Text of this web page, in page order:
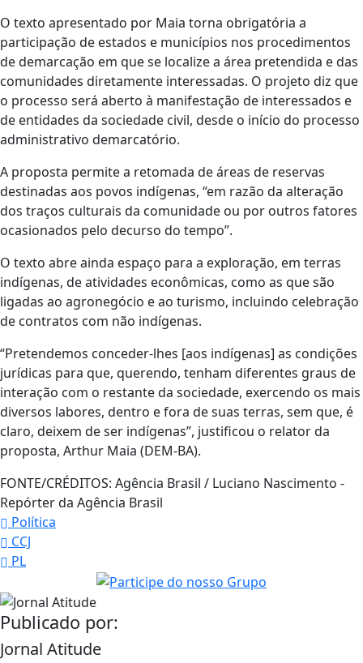
O texto apresentado por Maia torna obrigatória a
participação de estados e municípios nos procedimentos
de demarcação em que se localize a área pretendida e das
comunidades diretamente interessadas. O projeto diz que
o processo será aberto à manifestação de interessados e
de entidades da sociedade civil, desde o início do processo
administrativo demarcatório.
A proposta permite a retomada de áreas de reservas
destinadas aos povos indígenas, “em razão da alteração
dos traços culturais da comunidade ou por outros fatores
ocasionados pelo decurso do tempo”.
O texto abre ainda espaço para a exploração, em terras
indígenas, de atividades econômicas, como as que são
ligadas ao agronegócio e ao turismo, incluindo celebração
de contratos com não indígenas.
“Pretendemos conceder-lhes [aos indígenas] as condições
jurídicas para que, querendo, tenham diferentes graus de
interação com o restante da sociedade, exercendo os mais
diversos labores, dentro e fora de suas terras, sem que, é
claro, deixem de ser indígenas”, justificou o relator da
proposta, Arthur Maia (DEM-BA).
FONTE/CRÉDITOS: Agência Brasil / Luciano Nascimento -
Repórter da Agência Brasil
Política
CCJ
PL
Publicado por:
Jornal Atitude